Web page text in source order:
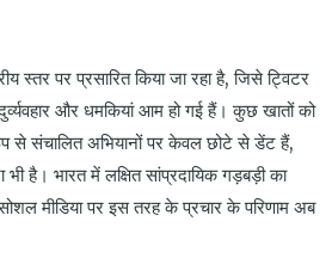
पर प्रसारित किया जा रहा है, जिसे ट्विटर
दुर्व्यवहार और धमकियां आम हो गई हैं। कुछ खातों को
से संचालित अभियानों पर केवल छोटे से डेंट हैं,
है। भारत में लक्षित सांप्रदायिक गड़बड़ी का
मीडिया पर इस तरह के प्रचार के परिणाम अब